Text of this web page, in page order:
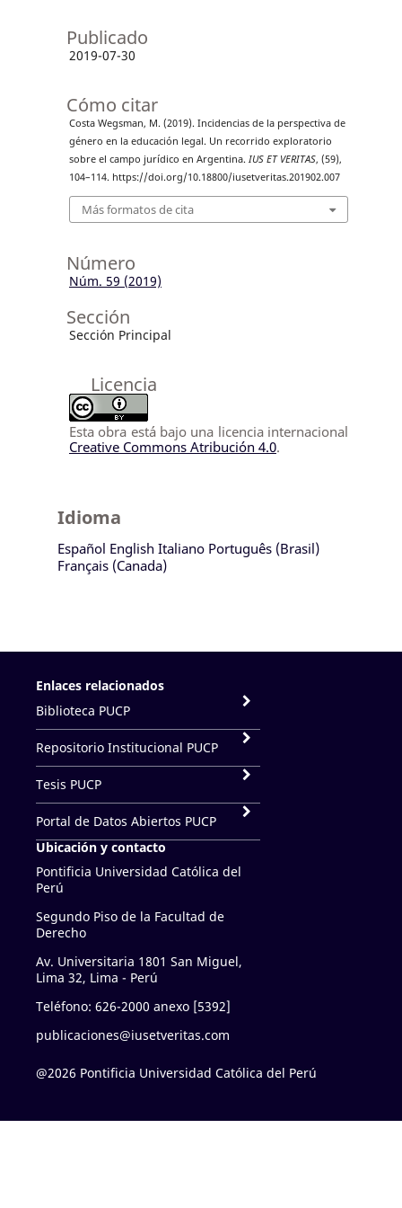
Publicado
2019-07-30
Cómo citar
Costa Wegsman, M. (2019). Incidencias de la perspectiva de
género en la educación legal. Un recorrido exploratorio
sobre el campo jurídico en Argentina. IUS ET VERITAS, (59),
104–114. https://doi.org/10.18800/iusetveritas.201902.007
Más formatos de cita
Número
Núm. 59 (2019)
Sección
Sección Principal
Licencia
Esta obra está bajo una licencia internacional
Creative Commons Atribución 4.0.
Idioma
Español English Italiano Português (Brasil)
Français (Canada)
Enlaces relacionados
Biblioteca PUCP
Repositorio Institucional PUCP
Tesis PUCP
Portal de Datos Abiertos PUCP
Ubicación y contacto
Pontificia Universidad Católica del
Perú
Segundo Piso de la Facultad de
Derecho
Av. Universitaria 1801 San Miguel,
Lima 32, Lima - Perú
Teléfono: 626-2000 anexo [5392]
publicaciones@iusetveritas.com
@2026 Pontificia Universidad Católica del Perú